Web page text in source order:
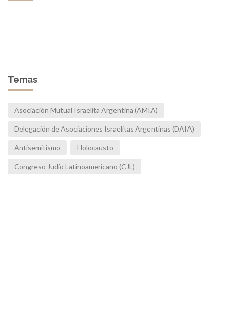
Temas
Asociación Mutual Israelita Argentina (AMIA)
Delegación de Asociaciones Israelitas Argentinas (DAIA)
Antisemitismo Holocausto
Congreso Judío Latinoamericano (CJL)